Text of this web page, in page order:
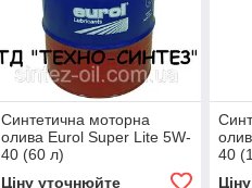
Синтетична моторна
олива Eurol Super Lite 5W-
40 (60 л)
Ціну уточнюйте
40